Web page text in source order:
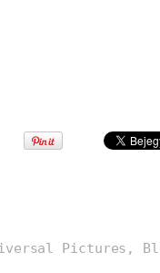
Pictures,